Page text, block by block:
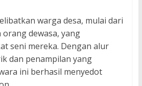
warga desa, mulai dari
dewasa, yang
seni mereka. Dengan alur
dan penampilan yang
ini berhasil menyedot